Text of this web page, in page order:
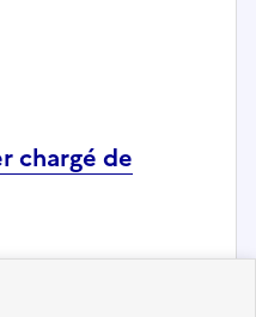
chargé de